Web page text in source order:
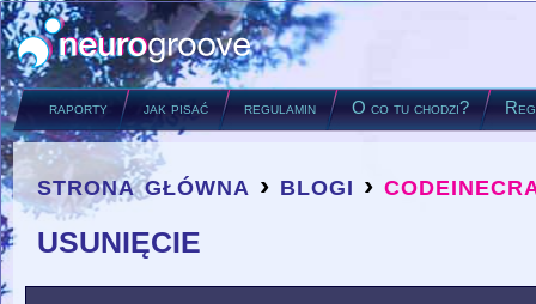
raporty jak pisać regulamin O co tu chodzi?
you are here
strona główna › blogi ›
usunięcie